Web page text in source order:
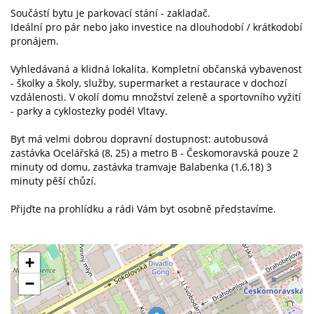
Součástí bytu je parkovací stání - zakladač.
Ideální pro pár nebo jako investice na dlouhodobí / krátkodobí
pronájem.
Vyhledávaná a klidná lokalita. Kompletní občanská vybavenost
- školky a školy, služby, supermarket a restaurace v dochozí
vzdálenosti. V okolí domu množství zeleně a sportovního vyžití
- parky a cyklostezky podél Vltavy.
Byt má velmi dobrou dopravní dostupnost: autobusová
zastávka Ocelářská (8, 25) a metro B - Českomoravská pouze 2
minuty od domu, zastávka tramvaje Balabenka (1,6,18) 3
minuty pěší chůzí.
Přijďte na prohlídku a rádi Vám byt osobně představíme.
+
−